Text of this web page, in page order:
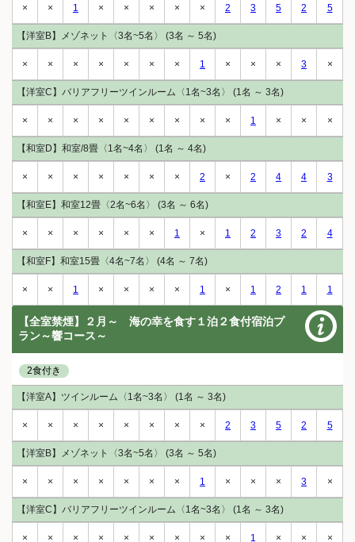
× × 1 × × × × × 2 3 5 2 5
【洋室B】メゾネット〈3名~5名〉 (3名 ～ 5名)
× × × × × × × 1 × × × 3 ×
【洋室C】バリアフリーツインルーム〈1名~3名〉 (1名 ～ 3名)
× × × × × × × × × 1 × × ×
【和室D】和室/8畳〈1名~4名〉 (1名 ～ 4名)
× × × × × × × 2 × 2 4 4 3
【和室E】和室12畳〈2名~6名〉 (3名 ～ 6名)
× × × × × × 1 × 1 2 3 2 4
【和室F】和室15畳〈4名~7名〉 (4名 ～ 7名)
× × 1 × × × × 1 × 1 2 1 1
【全室禁煙】２月～ 海の幸を食す１泊２食付宿泊プ
ラン～響コース～
2食付き
【洋室A】ツインルーム〈1名~3名〉 (1名 ～ 3名)
× × × × × × × × 2 3 5 2 5
【洋室B】メゾネット〈3名~5名〉 (3名 ～ 5名)
× × × × × × × 1 × × × 3 ×
【洋室C】バリアフリーツインルーム〈1名~3名〉 (1名 ～ 3名)
× × × × × × × × × 1 × × ×